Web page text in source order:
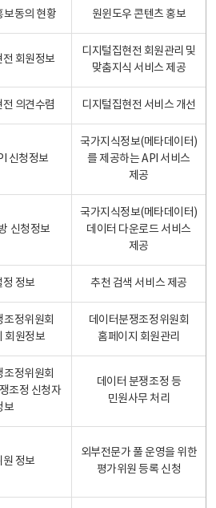
보동의 현황 원윈도우 콘텐츠 홍보
회원정보
디지털집현전 회원관리 및
맞춤지식 서비스 제공
의견수렴 디지털집현전 서비스 개선
신청정보
국가지식정보(메타데이터)
를 제공하는 API 서비스
제공
신청정보
국가지식정보(메타데이터)
데이터 다운로드 서비스
제공
정 정보 추천 검색 서비스 제공
정위원회
회원정보
데이터분쟁조정위원회
홈페이지 회원관리
정위원회
조정 신청자
보
데이터 분쟁조정 등
민원사무 처리
원 정보
외부전문가 풀 운영을 위한
평가위원 등록 신청